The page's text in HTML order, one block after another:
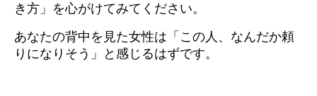
き方」を心がけてみてください。
あなたの背中を見た女性は「この人、なんだか頼
りになりそう」と感じるはずです。